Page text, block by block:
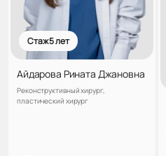
Стаж 5 лет
Айдарова Рината Джановна
Реконструктивный хирург,
пластический хирург